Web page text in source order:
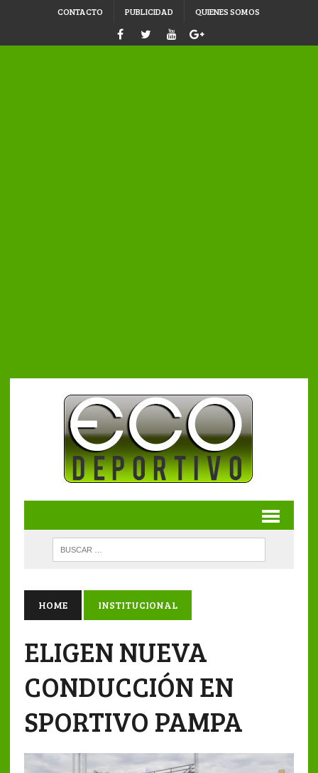
CONTACTO PUBLICIDAD QUIENES SOMOS
HOME INSTITUCIONAL
ELIGEN NUEVA
CONDUCCIÓN EN
SPORTIVO PAMPA